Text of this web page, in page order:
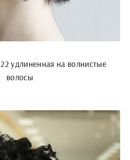
удлиненная на волнистые
волосы